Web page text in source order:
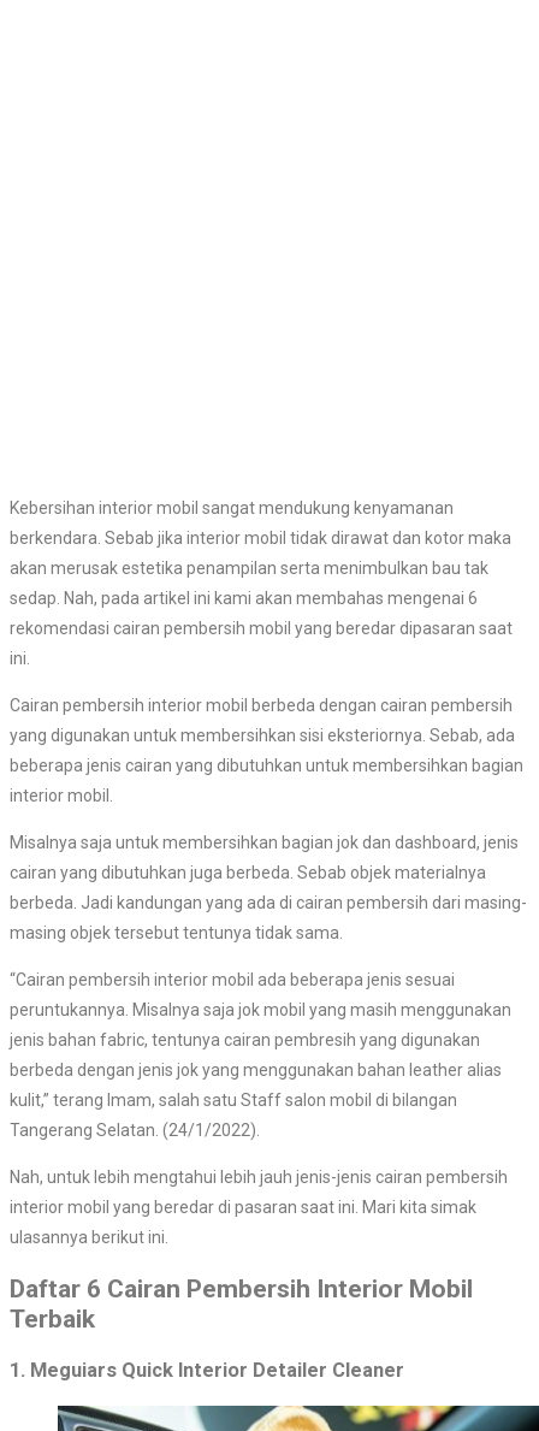
Kebersihan interior mobil sangat mendukung kenyamanan
berkendara. Sebab jika interior mobil tidak dirawat dan kotor maka
akan merusak estetika penampilan serta menimbulkan bau tak
sedap. Nah, pada artikel ini kami akan membahas mengenai 6
rekomendasi cairan pembersih mobil yang beredar dipasaran saat
ini.
Cairan pembersih interior mobil berbeda dengan cairan pembersih
yang digunakan untuk membersihkan sisi eksteriornya. Sebab, ada
beberapa jenis cairan yang dibutuhkan untuk membersihkan bagian
interior mobil.
Misalnya saja untuk membersihkan bagian jok dan dashboard, jenis
cairan yang dibutuhkan juga berbeda. Sebab objek materialnya
berbeda. Jadi kandungan yang ada di cairan pembersih dari masing-
masing objek tersebut tentunya tidak sama.
“Cairan pembersih interior mobil ada beberapa jenis sesuai
peruntukannya. Misalnya saja jok mobil yang masih menggunakan
jenis bahan fabric, tentunya cairan pembresih yang digunakan
berbeda dengan jenis jok yang menggunakan bahan leather alias
kulit,” terang Imam, salah satu Staff salon mobil di bilangan
Tangerang Selatan. (24/1/2022).
Nah, untuk lebih mengtahui lebih jauh jenis-jenis cairan pembersih
interior mobil yang beredar di pasaran saat ini. Mari kita simak
ulasannya berikut ini.
Daftar 6 Cairan Pembersih Interior Mobil
Terbaik
1. Meguiars Quick Interior Detailer Cleaner